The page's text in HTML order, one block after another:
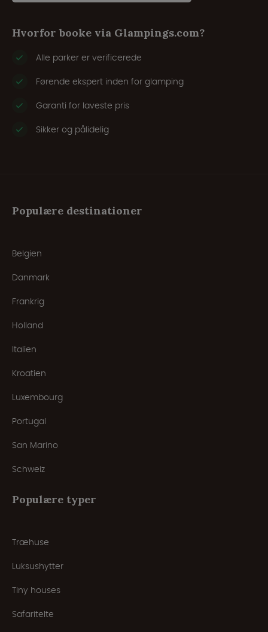
Hvorfor booke via Glampings.com?
Alle parker er verificerede
Førende ekspert inden for glamping
Garanti for laveste pris
Sikker og pålidelig
Populære destinationer
Belgien
Danmark
Frankrig
Holland
Italien
Kroatien
Luxembourg
Portugal
San Marino
Schweiz
Populære typer
Træhuse
Luksushytter
Tiny houses
Safaritelte